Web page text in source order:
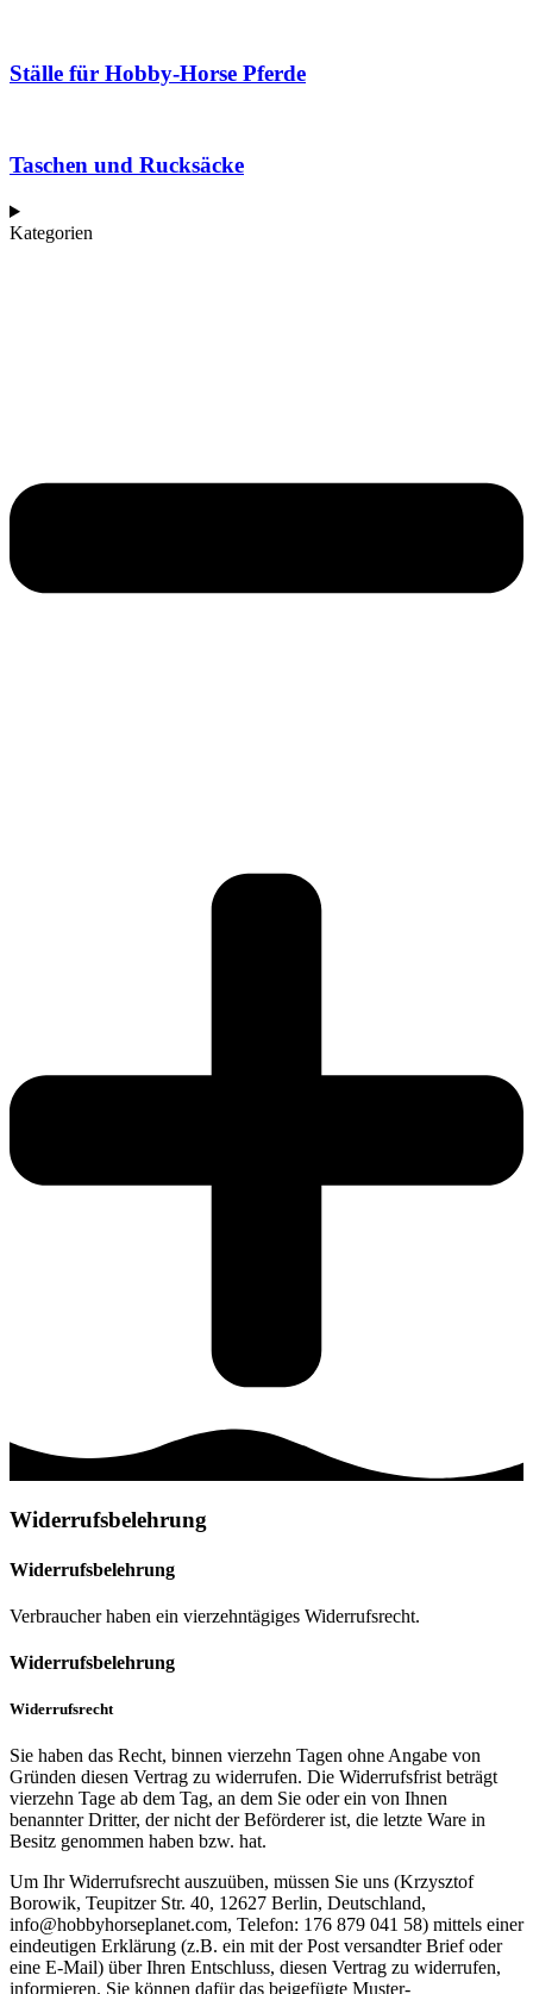
Ställe für Hobby-Horse Pferde
Taschen und Rucksäcke
Kategorien
Widerrufsbelehrung
Widerrufsbelehrung
Verbraucher haben ein vierzehntägiges Widerrufsrecht.
Widerrufsbelehrung
Widerrufsrecht
Sie haben das Recht, binnen vierzehn Tagen ohne Angabe von
Gründen diesen Vertrag zu widerrufen. Die Widerrufsfrist beträgt
vierzehn Tage ab dem Tag, an dem Sie oder ein von Ihnen
benannter Dritter, der nicht der Beförderer ist, die letzte Ware in
Besitz genommen haben bzw. hat.
Um Ihr Widerrufsrecht auszuüben, müssen Sie uns (Krzysztof
Borowik, Teupitzer Str. 40, 12627 Berlin, Deutschland,
info@hobbyhorseplanet.com, Telefon: 176 879 041 58) mittels einer
eindeutigen Erklärung (z.B. ein mit der Post versandter Brief oder
eine E-Mail) über Ihren Entschluss, diesen Vertrag zu widerrufen,
informieren. Sie können dafür das beigefügte Muster-